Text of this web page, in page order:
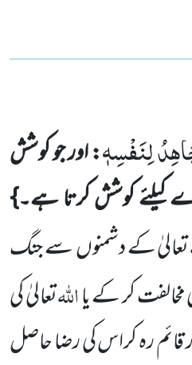
لِنَفْسِهٖ: اور جو کوشش
کیلئے کوشش کرتا ہے۔}
تعالیٰ کے دشمنوںسے جنگ
کر کے یااللہتعالیٰ کی
رہ کراس کی رضا حاصل